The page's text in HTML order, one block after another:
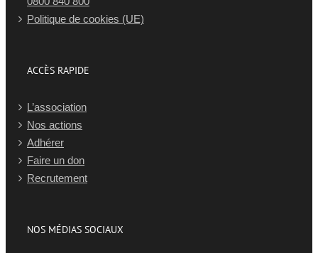
Politique de cookies (UE)
ACCÈS RAPIDE
L’association
Nos actions
Adhérer
Faire un don
Recrutement
NOS MÉDIAS SOCIAUX